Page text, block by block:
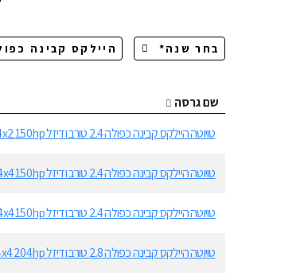
שם גרסה
טויוטה היילקס קבינה כפולה 2.4 טורבו דיזל 4x2 150hp אקטיב פלוס אוטומט
טויוטה היילקס קבינה כפולה 2.4 טורבו דיזל 4x4 150hp אקטיב ידני
טויוטה היילקס קבינה כפולה 2.4 טורבו דיזל 4x4 150hp אקטיב אוטומט
טויוטה היילקס קבינה כפולה 2.8 טורבו דיזל 4x4 204hp אדוונצ'ר אוטומט